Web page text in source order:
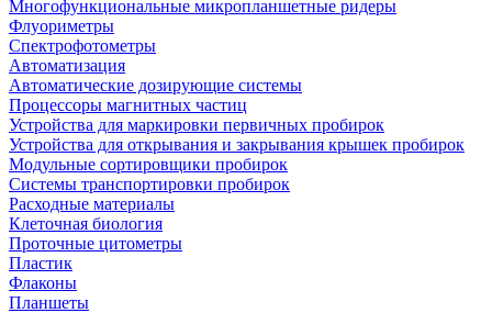
Многофункциональные микропланшетные ридеры
Флуориметры
Спектрофотометры
Автоматизация
Автоматические дозирующие системы
Процессоры магнитных частиц
Устройства для маркировки первичных пробирок
Устройства для открывания и закрывания крышек пробирок
Модульные сортировщики пробирок
Системы транспортировки пробирок
Расходные материалы
Клеточная биология
Проточные цитометры
Пластик
Флаконы
Планшеты